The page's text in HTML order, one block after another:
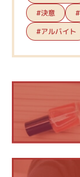
#決意
#アルバイト